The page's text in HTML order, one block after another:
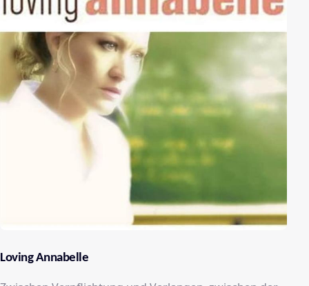
Loving Annabelle